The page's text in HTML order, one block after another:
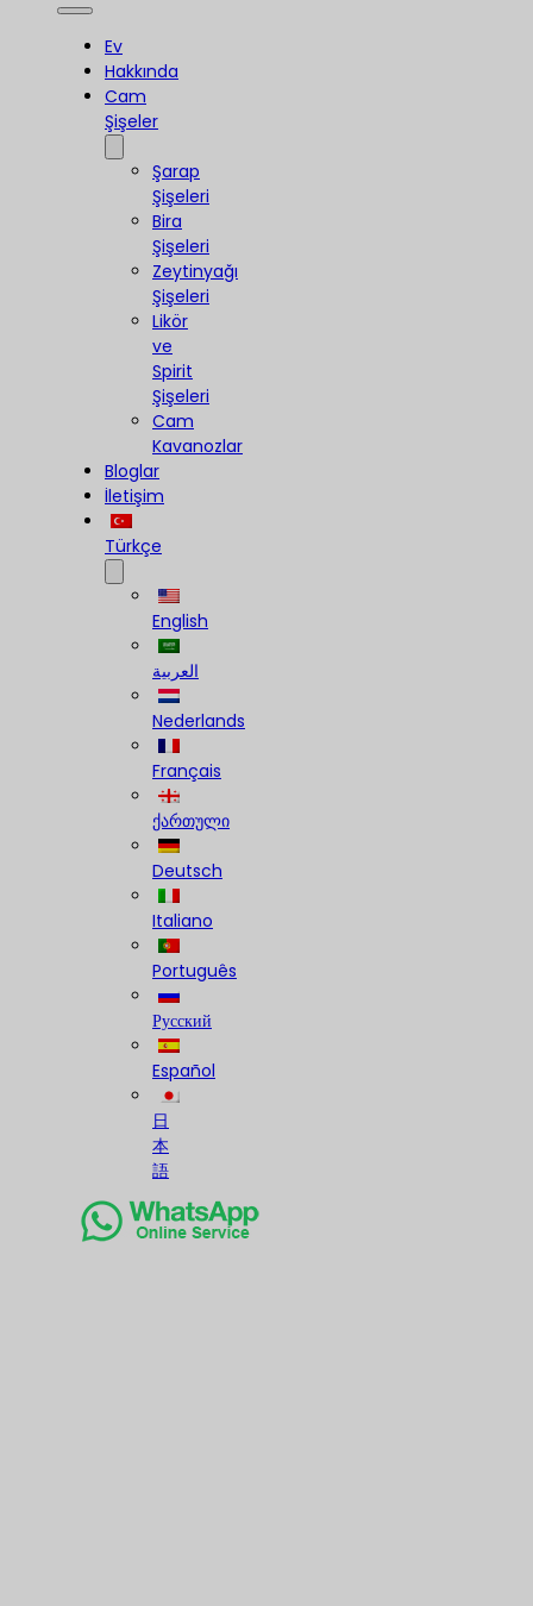
Ev
Hakkında
Cam
Şişeler
Şarap
Şişeleri
Bira
Şişeleri
Zeytinyağı
Şişeleri
Likör
ve
Spirit
Şişeleri
Cam
Kavanozlar
Bloglar
İletişim
Türkçe
English
العربية
Nederlands
Français
ქართული
Deutsch
Italiano
Português
Русский
Español
日
本
語